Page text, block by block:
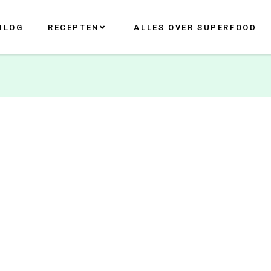
RECEPTEN ALLES OVER SUPERFOOD